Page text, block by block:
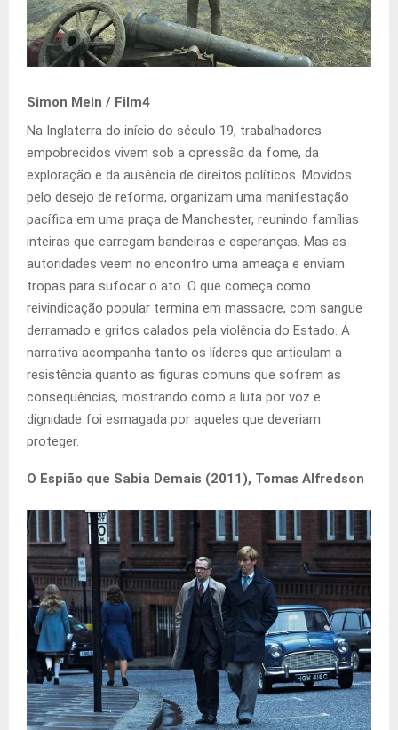
Simon Mein / Film4
Na Inglaterra do início do século 19, trabalhadores
empobrecidos vivem sob a opressão da fome, da
exploração e da ausência de direitos políticos. Movidos
pelo desejo de reforma, organizam uma manifestação
pacífica em uma praça de Manchester, reunindo famílias
inteiras que carregam bandeiras e esperanças. Mas as
autoridades veem no encontro uma ameaça e enviam
tropas para sufocar o ato. O que começa como
reivindicação popular termina em massacre, com sangue
derramado e gritos calados pela violência do Estado. A
narrativa acompanha tanto os líderes que articulam a
resistência quanto as figuras comuns que sofrem as
consequências, mostrando como a luta por voz e
dignidade foi esmagada por aqueles que deveriam
proteger.
O Espião que Sabia Demais (2011), Tomas Alfredson